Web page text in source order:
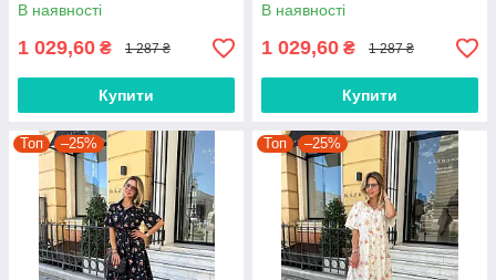
В наявності
1 029,60 ₴ 1 287 ₴
Купити
В наявності
1 029,60 ₴ 1 287 ₴
Купити
Топ –25% Топ –25%